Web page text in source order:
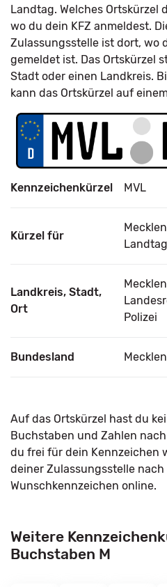
Landtag. Welches Ortskürzel
wo du dein KFZ anmeldest.
Zulassungsstelle ist dort, wo
gemeldet ist. Das Ortskürzel
Stadt oder einen Landkreis.
kann das Ortskürzel auf
Kennzeichenkürzel MVL
Kürzel für
Landtag
Landkreis, Stadt,
Ort
Polizei
Bundesland
Auf das Ortskürzel hast du
Buchstaben und Zahlen
du frei für dein Kennzeichen
deiner Zulassungsstelle
Wunschkennzeichen online.
Weitere
Buchstaben M